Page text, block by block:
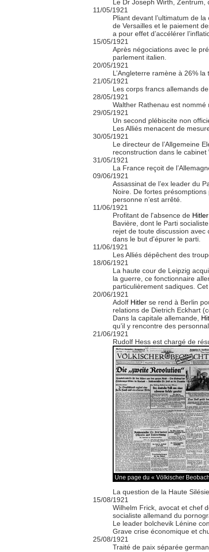
Le Dr Joseph Wirth, Zentrum,
11/05/1921
Pliant devant l’ultimatum de
de Versailles et le paiement
a pour effet d’accélérer
15/05/1921
Après négociations avec le
parlement italien.
20/05/1921
L’Angleterre ramène à 26%
21/05/1921
Les corps francs allemands
28/05/1921
Walther Rathenau est nommé
29/05/1921
Un second plébiscite non
Les Alliés menacent de
30/05/1921
Le directeur de l’Allgemeine
reconstruction dans le cabinet
31/05/1921
La France reçoit de
09/06/1921
Assassinat de l’ex leader du
Noire. De fortes
personne n’est arrêté.
11/06/1921
Profitant de l'absence de Hitler
Bavière, dont le Parti
rejet de toute discussion
dans le but d'épurer le parti.
11/06/1921
Les Alliés dépêchent des
18/06/1921
La haute cour de Leipzig
la guerre, ce fonctionnaire
particulièrement sadiques.
20/06/1921
Adolf Hitler se rend à Berlin
relations de Dietrich Eckhart
Dans la capitale allemande,
qu’il y rencontre des
21/06/1921
Rudolf Hess est chargé de
Une page du « Völkischer
La question de la Haute
15/08/1921
Wilhelm Frick, avocat et chef
socialiste allemand du
Le leader bolchevik Lénine
Grave crise économique et
25/08/1921
Traité de paix séparée